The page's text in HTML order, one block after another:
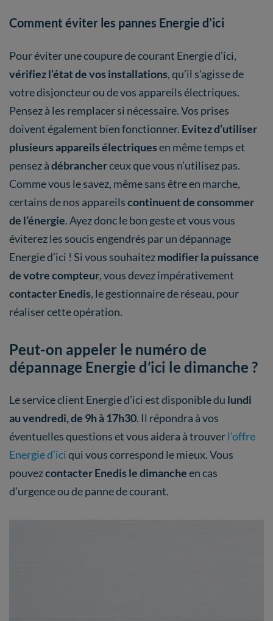
Comment éviter les pannes Energie d’ici
Pour éviter une coupure de courant Energie d’ici,
vérifiez l’état de vos installations, qu’il s’agisse de
votre disjoncteur ou de vos appareils électriques.
Pensez à les remplacer si nécessaire. Vos prises
doivent également bien fonctionner. Evitez d’utiliser
plusieurs appareils électriquesen même temps et
pensez àdébrancherceux que vous n’utilisez pas.
Comme vous le savez, même sans être en marche,
certains de nos appareilscontinuent de consommer
de l’énergie. Ayez donc le bon geste et vous vous
éviterez les soucis engendrés par un dépannage
Energie d’ici ! Si vous souhaitezmodifier la puissance
de votre compteur, vous devez impérativement
contacter Enedis, le gestionnaire de réseau, pour
réaliser cette opération.
Peut-on appeler le numéro de
dépannage Energie d’ici le dimanche ?
Le service client Energie d’ici est disponible du lundi
au vendredi, de 9h à 17h30. Il répondra à vos
éventuelles questions et vous aidera à trouverl’offre
Energie d’iciqui vous correspond le mieux. Vous
pouvezcontacter Enedis le dimancheen cas
d’urgence ou de panne de courant.